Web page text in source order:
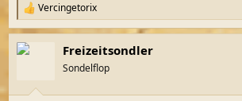
R
e
a
k
Vercingetorix
Freizeitsondler
Sondelflop